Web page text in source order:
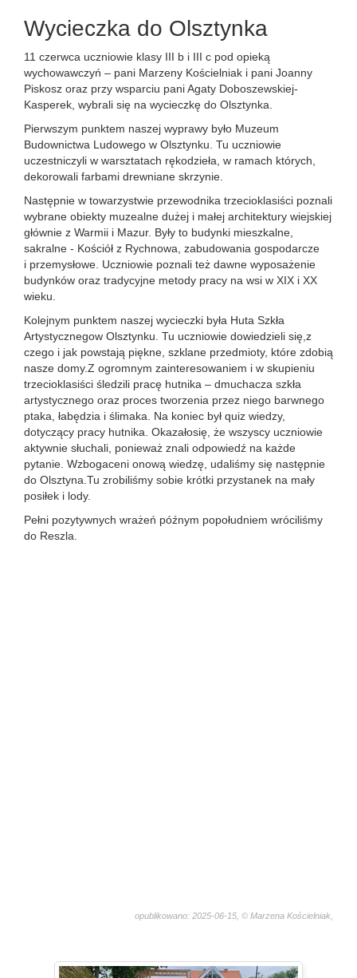
Wycieczka do Olsztynka
11 czerwca uczniowie klasy III b i III c pod opieką
wychowawczyń – pani Marzeny Kościelniak i pani Joanny
Piskosz oraz przy wsparciu pani Agaty Doboszewskiej-
Kasperek, wybrali się na wycieczkę do Olsztynka.
Pierwszym punktem naszej wyprawy było Muzeum
Budownictwa Ludowego w Olsztynku. Tu uczniowie
uczestniczyli w warsztatach rękodzieła, w ramach których,
dekorowali farbami drewniane skrzynie.
Następnie w towarzystwie przewodnika trzecioklasiści poznali
wybrane obiekty muzealne dużej i małej architektury wiejskiej
głównie z Warmii i Mazur. Były to budynki mieszkalne,
sakralne - Kościół z Rychnowa, zabudowania gospodarcze
i przemysłowe. Uczniowie poznali też dawne wyposażenie
budynków oraz tradycyjne metody pracy na wsi w XIX i XX
wieku.
Kolejnym punktem naszej wycieczki była Huta Szkła
Artystycznegow Olsztynku. Tu uczniowie dowiedzieli się,z
czego i jak powstają piękne, szklane przedmioty, które zdobią
nasze domy.Z ogromnym zainteresowaniem i w skupieniu
trzecioklasiści śledzili pracę hutnika – dmuchacza szkła
artystycznego oraz proces tworzenia przez niego barwnego
ptaka, łabędzia i ślimaka. Na koniec był quiz wiedzy,
dotyczący pracy hutnika. Okazałosię, że wszyscy uczniowie
aktywnie słuchali, ponieważ znali odpowiedź na każde
pytanie. Wzbogaceni onową wiedzę, udaliśmy się następnie
do Olsztyna.Tu zrobiliśmy sobie krótki przystanek na mały
posiłek i lody.
Pełni pozytywnych wrażeń późnym popołudniem wróciliśmy
do Reszla.
opublikowano: 2025-06-15, © Marzena Kościelniak,